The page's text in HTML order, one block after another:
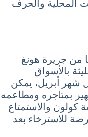
المحلية والحرف
من جزيرة هونغ
بالأسواق
شهر أبريل، يمكن
بمتاجره ومطاعمه
كولون والاستمتاع
للاسترخاء بعد